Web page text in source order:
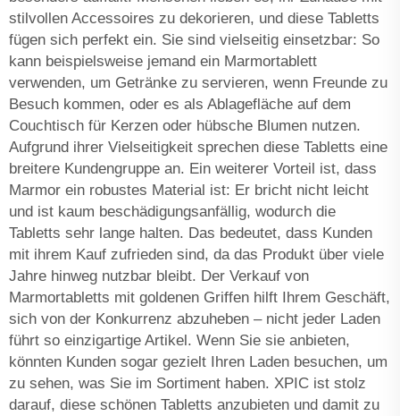
stilvollen Accessoires zu dekorieren, und diese Tabletts
fügen sich perfekt ein. Sie sind vielseitig einsetzbar: So
kann beispielsweise jemand ein Marmortablett
verwenden, um Getränke zu servieren, wenn Freunde zu
Besuch kommen, oder es als Ablagefläche auf dem
Couchtisch für Kerzen oder hübsche Blumen nutzen.
Aufgrund ihrer Vielseitigkeit sprechen diese Tabletts eine
breitere Kundengruppe an. Ein weiterer Vorteil ist, dass
Marmor ein robustes Material ist: Er bricht nicht leicht
und ist kaum beschädigungsanfällig, wodurch die
Tabletts sehr lange halten. Das bedeutet, dass Kunden
mit ihrem Kauf zufrieden sind, da das Produkt über viele
Jahre hinweg nutzbar bleibt. Der Verkauf von
Marmortabletts mit goldenen Griffen hilft Ihrem Geschäft,
sich von der Konkurrenz abzuheben – nicht jeder Laden
führt so einzigartige Artikel. Wenn Sie sie anbieten,
könnten Kunden sogar gezielt Ihren Laden besuchen, um
zu sehen, was Sie im Sortiment haben. XPIC ist stolz
darauf, diese schönen Tabletts anzubieten und damit zu